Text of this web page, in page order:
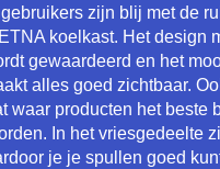
zijn blij met de
koelkast. Het design
gewaardeerd en het
alles goed zichtbaar.
waar producten het beste
In het vriesgedeelte
je je spullen goed